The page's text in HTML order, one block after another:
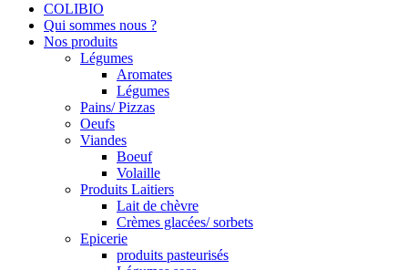
COLIBIO
Qui sommes nous ?
Nos produits
Légumes
Aromates
Légumes
Pains/ Pizzas
Oeufs
Viandes
Boeuf
Volaille
Produits Laitiers
Lait de chèvre
Crèmes glacées/ sorbets
Epicerie
produits pasteurisés